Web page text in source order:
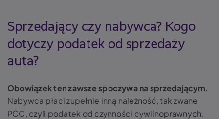
Sprzedający czy nabywca? Kogo
dotyczy podatek od sprzedaży
auta?
Obowiązek ten zawsze spoczywa na sprzedającym.
Nabywca płaci zupełnie inną należność, tak zwane
PCC, czyli podatek od czynności cywilnoprawnych.